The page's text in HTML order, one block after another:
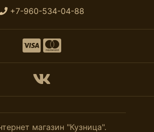
+7-960-534-04-88
магазин "Кузница".